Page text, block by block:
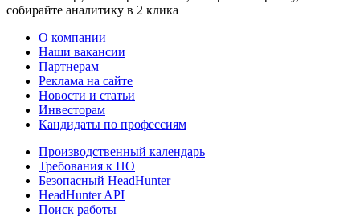
собирайте аналитику в 2 клика
О компании
Наши вакансии
Партнерам
Реклама на сайте
Новости и статьи
Инвесторам
Кандидаты по профессиям
Производственный календарь
Требования к ПО
Безопасный HeadHunter
HeadHunter API
Поиск работы